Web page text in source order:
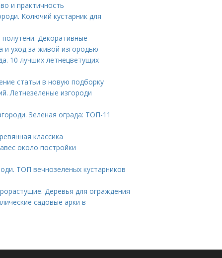
и практичность
Колючий кустарник для
Декоративные
и уход за живой изгородью
10 лучших летнецветущих
статьи в новую подборку
Летнезеленые изгороди
Зеленая ограда: ТОП-11
классика
около постройки
ТОП вечнозеленых кустарников
Деревья для ограждения
садовые арки в